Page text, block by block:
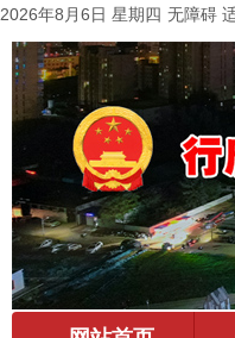
2026年8月6日 星期四 无障碍